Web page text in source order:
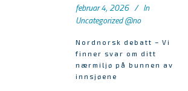
februar 4, 2026
In
Uncategorized @no
Nordnorsk debatt – Vi
finner svar om ditt
nærmiljø på bunnen av
innsjøene